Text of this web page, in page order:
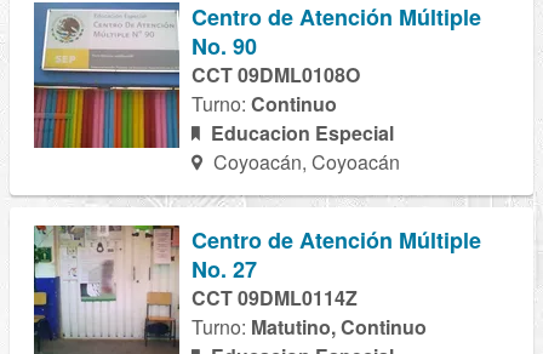
Centro de Atención Múltiple
No. 90
CCT 09DML0108O
Turno: Continuo
Educacion Especial
Coyoacán, Coyoacán
Centro de Atención Múltiple
No. 27
CCT 09DML0114Z
Turno: Matutino, Continuo